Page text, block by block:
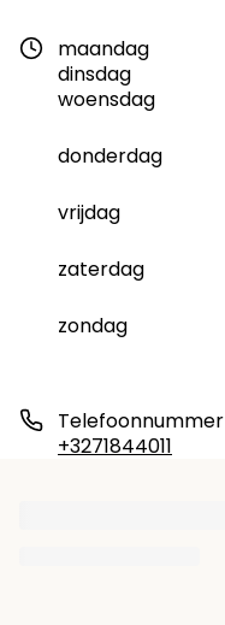
maandag
dinsdag
woensdag
donderdag
vrijdag
zaterdag
zondag
Telefoonnummer
+3271844011